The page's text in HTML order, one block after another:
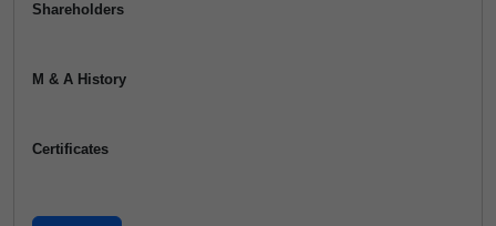
Shareholders
M & A History
Certificates